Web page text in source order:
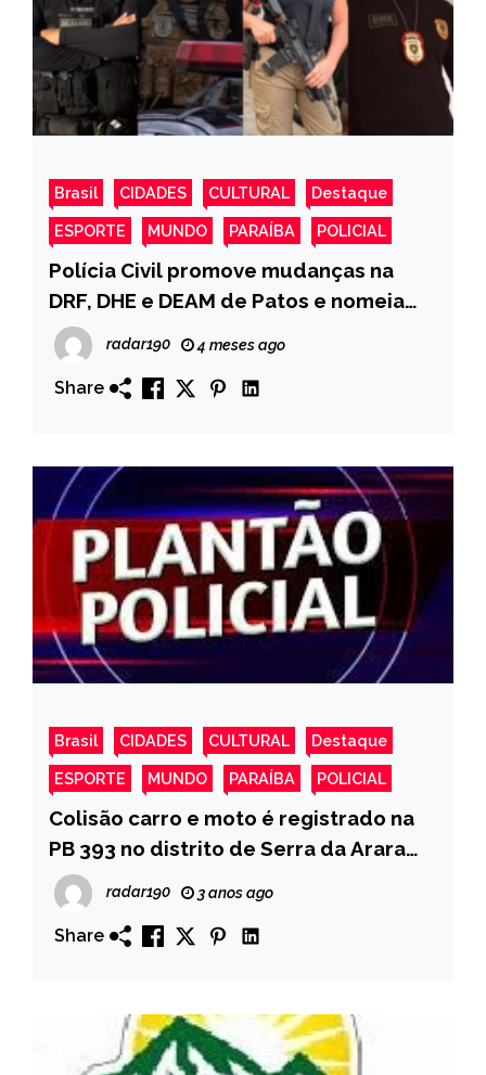
Brasil CIDADES CULTURAL Destaque
ESPORTE MUNDO PARAÍBA POLICIAL
Polícia Civil promove mudanças na
DRF, DHE e DEAM de Patos e nomeia
novos delegados
radar190 4 meses ago
Share
Brasil CIDADES CULTURAL Destaque
ESPORTE MUNDO PARAÍBA POLICIAL
Colisão carro e moto é registrado na
PB 393 no distrito de Serra da Arara
em Cajazeiras
radar190 3 anos ago
Share